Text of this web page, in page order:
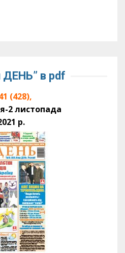
ДЕНЬ” в pdf
(428),
2 листопада
р.